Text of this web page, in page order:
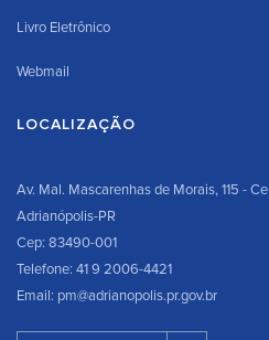
Livro Eletrônico
Webmail
LOCALIZAÇÃO
Av. Mal. Mascarenhas de Morais, 115 -
Adrianópolis-PR
Cep: 83490-001
Telefone: 41 9 2006-4421
Email: pm@adrianopolis.pr.gov.br